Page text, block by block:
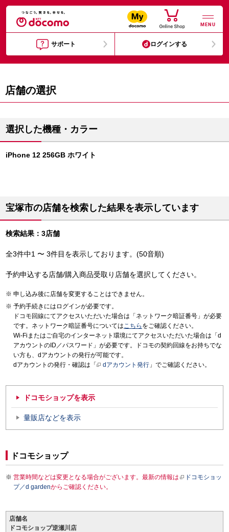
MENU
サポート ログインする
店舗の選択
選択した機種・カラー
iPhone 12 256GB ホワイト
宝塚市の店舗を検索した結果を表示しています
検索結果：3店舗
全3件中1 〜 3件目を表示しております。(50音順)
予約申込する店舗/購入商品受取り店舗を選択してください。
申し込み後に店舗を変更することはできません。
予約手続きにはログインが必要です。
ドコモ回線にてアクセスいただいた場合は「ネットワーク暗証番号」が必要
です。ネットワーク暗証番号についてはこちら をご確認ください。
Wi-Fiまたはご自宅のインターネット環境にてアクセスいただいた場合は「d
アカウントのID／パスワード」が必要です。ドコモの契約回線をお持ちでな
い方も、dアカウントの発行が可能です。
dアカウントの発行・確認は「
dアカウント発行 」でご確認ください。
ドコモショップを表示
量販店などを表示
ドコモショップ
営業時間などは変更となる場合がございます。最新の情報は
ドコモショッ
プ／d gardenからご確認ください。
店舗名
ドコモショップ逆瀬川店